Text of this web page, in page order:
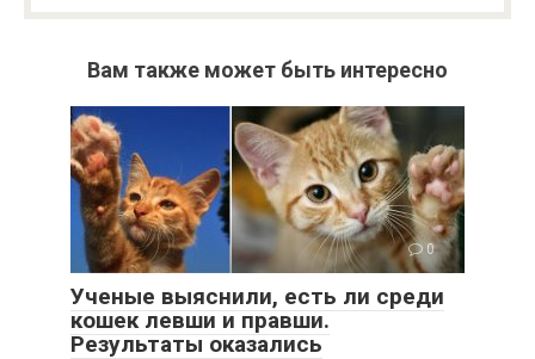
Вам также может быть интересно
0
Ученые выяснили, есть ли среди
кошек левши и правши.
Результаты оказались